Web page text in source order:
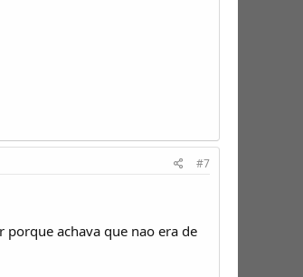
#7
porque achava que nao era de